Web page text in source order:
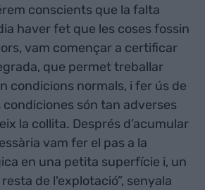
conscients que la falta
haver fet que les coses fossin
vam començar a certificar
que permet treballar
condicions normals, i fer ús de
són tan adverses
la collita. Després d’acumular
vam fer el pas a la
en una petita superfície i, un
de l'explotació”, senyala